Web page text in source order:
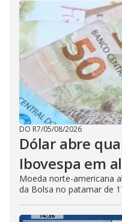
DO R7/05/08/2026
Dólar abre
Ibovespa em
Moeda norte-americana
da Bolsa no patamar de